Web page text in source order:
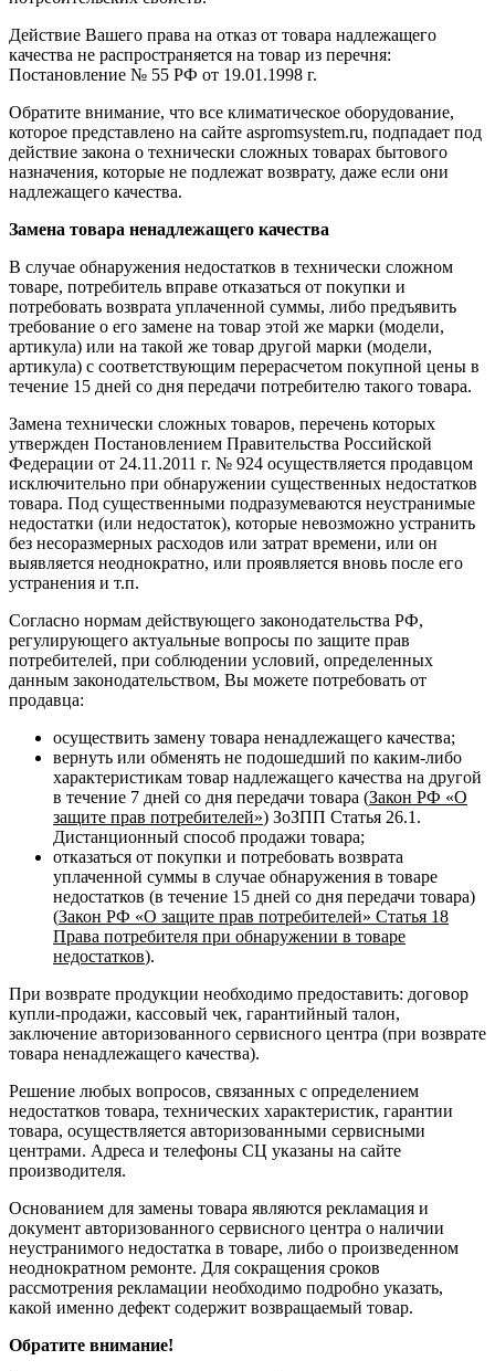
Действие Вашего права на отказ от товара надлежащего
качества не распространяется на товар из перечня:
Постановление № 55 РФ от 19.01.1998 г.
Обратите внимание, что все климатическое оборудование,
которое представлено на сайте aspromsystem.ru, подпадает под
действие закона о технически сложных товарах бытового
назначения, которые не подлежат возврату, даже если они
надлежащего качества.
Замена товара ненадлежащего качества
В случае обнаружения недостатков в технически сложном
товаре, потребитель вправе отказаться от покупки и
потребовать возврата уплаченной суммы, либо предъявить
требование о его замене на товар этой же марки (модели,
артикула) или на такой же товар другой марки (модели,
артикула) с соответствующим перерасчетом покупной цены в
течение 15 дней со дня передачи потребителю такого товара.
Замена технически сложных товаров, перечень которых
утвержден Постановлением Правительства Российской
Федерации от 24.11.2011 г. № 924 осуществляется продавцом
исключительно при обнаружении существенных недостатков
товара. Под существенными подразумеваются неустранимые
недостатки (или недостаток), которые невозможно устранить
без несоразмерных расходов или затрат времени, или он
выявляется неоднократно, или проявляется вновь после его
устранения и т.п.
Согласно нормам действующего законодательства РФ,
регулирующего актуальные вопросы по защите прав
потребителей, при соблюдении условий, определенных
данным законодательством, Вы можете потребовать от
продавца:
осуществить замену товара ненадлежащего качества;
вернуть или обменять не подошедший по каким-либо
характеристикам товар надлежащего качества на другой
в течение 7 дней со дня передачи товара (Закон РФ «О
защите прав потребителей») ЗоЗПП Статья 26.1.
Дистанционный способ продажи товара;
отказаться от покупки и потребовать возврата
уплаченной суммы в случае обнаружения в товаре
недостатков (в течение 15 дней со дня передачи товара)
(Закон РФ «О защите прав потребителей» Статья 18
Права потребителя при обнаружении в товаре
недостатков).
При возврате продукции необходимо предоставить: договор
купли-продажи, кассовый чек, гарантийный талон,
заключение авторизованного сервисного центра (при возврате
товара ненадлежащего качества).
Решение любых вопросов, связанных с определением
недостатков товара, технических характеристик, гарантии
товара, осуществляется авторизованными сервисными
центрами. Адреса и телефоны СЦ указаны на сайте
производителя.
Основанием для замены товара являются рекламация и
документ авторизованного сервисного центра о наличии
неустранимого недостатка в товаре, либо о произведенном
неоднократном ремонте. Для сокращения сроков
рассмотрения рекламации необходимо подробно указать,
какой именно дефект содержит возвращаемый товар.
Обратите внимание!